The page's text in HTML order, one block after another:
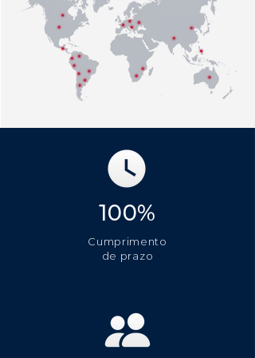
100%
Cumprimento
de prazo